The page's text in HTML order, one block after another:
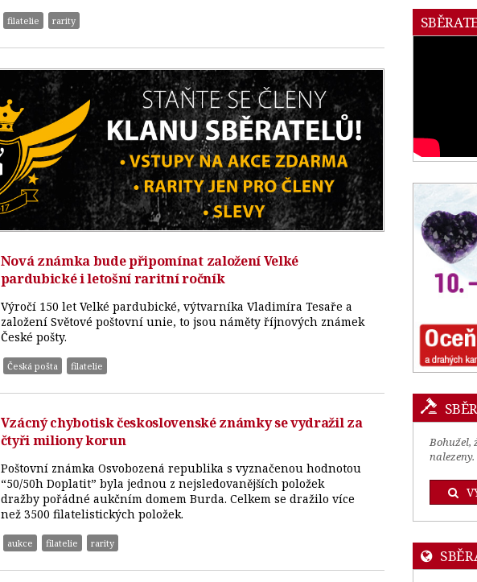
filatelie rarity
Nová známka bude připomínat založení Velké
pardubické i letošní raritní ročník
Výročí 150 let Velké pardubické, výtvarníka Vladimíra Tesaře a
založení Světové poštovní unie, to jsou náměty říjnových známek
České pošty.
Česká pošta filatelie
Vzácný chybotisk československé známky se vydražil za
čtyři miliony korun
Poštovní známka Osvobozená republika s vyznačenou hodnotou
“50/50h Doplatit” byla jednou z nejsledovanějších položek
dražby pořádné aukčním domem Burda. Celkem se dražilo více
než 3500 filatelistických položek.
aukce filatelie rarity
Bohužel,
nalezeny.